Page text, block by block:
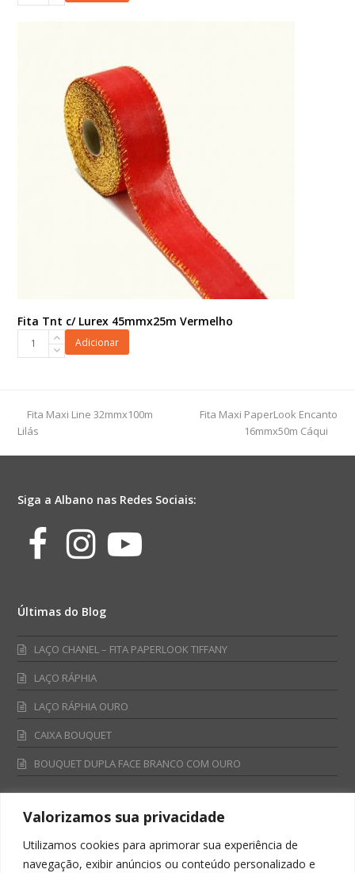
Valorizamos sua privacidade
Utilizamos cookies para aprimorar sua experiência de
navegação, exibir anúncios ou conteúdo personalizado e
quantidade
Fita Tnt c/ Lurex 45mmx25m Vermelho
Fita
Vermelho
quantidade
Adicionar
previous
post:
Fita Maxi Line 32mmx100m
Lilás
next
Fita Maxi PaperLook Encanto
16mmx50m Cáqui
Siga a Albano nas Redes Sociais:
Facebook
Instagram
Youtube
Últimas do Blog
LAÇO CHANEL – FITA PAPERLOOK TIFFANY
LAÇO RÁPHIA
LAÇO RÁPHIA OURO
CAIXA BOUQUET
BOUQUET DUPLA FACE BRANCO COM OURO
Fale Conosco